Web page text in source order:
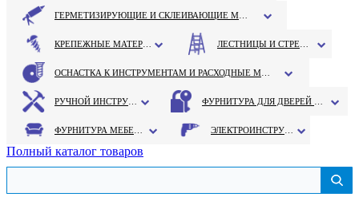
Полный каталог товаров